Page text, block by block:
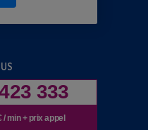
333
/ min + prix appel